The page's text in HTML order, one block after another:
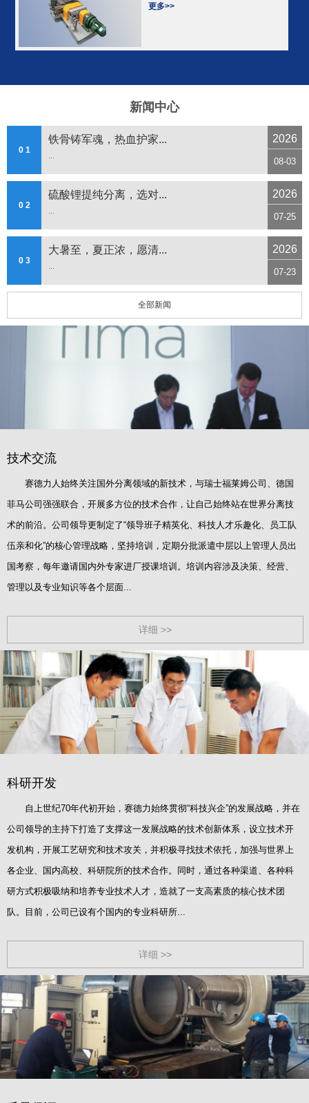
更多>>
新闻中心
0 1
铁骨铸军魂，热血护家...
...
2026
08-03
0 2
硫酸锂提纯分离，选对...
...
2026
07-25
0 3
大暑至，夏正浓，愿清...
...
2026
07-23
全部新闻
技术交流
赛德力人始终关注国外分离领域的新技术，与瑞士福莱姆公司、德国
菲马公司强强联合，开展多方位的技术合作，让自己始终站在世界分离技
术的前沿。公司领导更制定了“领导班子精英化、科技人才乐趣化、员工队
伍亲和化”的核心管理战略，坚持培训，定期分批派遣中层以上管理人员出
国考察，每年邀请国内外专家进厂授课培训。培训内容涉及决策、经营、
管理以及专业知识等各个层面...
详细 >>
科研开发
自上世纪70年代初开始，赛德力始终贯彻“科技兴企”的发展战略，并在
公司领导的主持下打造了支撑这一发展战略的技术创新体系，设立技术开
发机构，开展工艺研究和技术攻关，并积极寻找技术依托，加强与世界上
各企业、国内高校、科研院所的技术合作。同时，通过各种渠道、各种科
研方式积极吸纳和培养专业技术人才，造就了一支高素质的核心技术团
队。目前，公司已设有个国内的专业科研所...
详细 >>